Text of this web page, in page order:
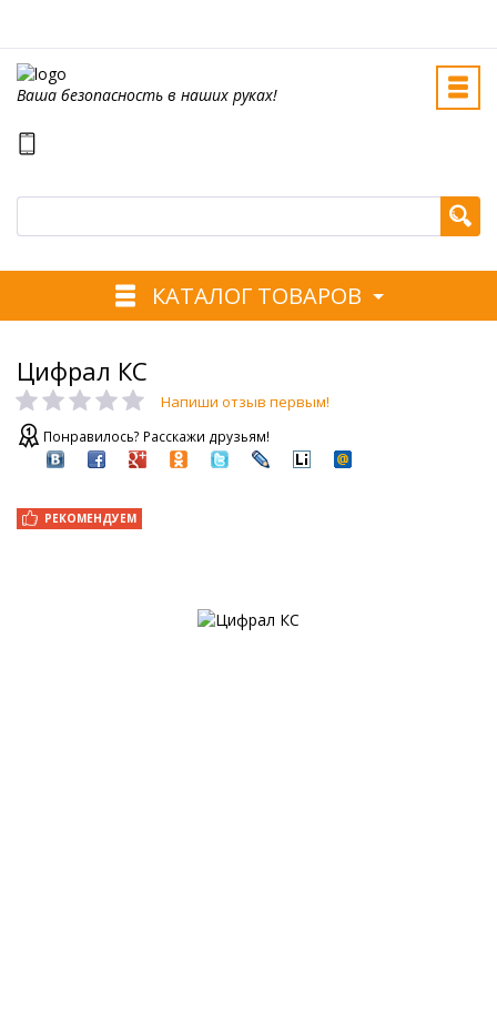
Ваша безопасность в наших руках!
КАТАЛОГ ТОВАРОВ
Цифрал КС
Напиши отзыв первым!
Понравилось? Расскажи друзьям!
РЕКОМЕНДУЕМ